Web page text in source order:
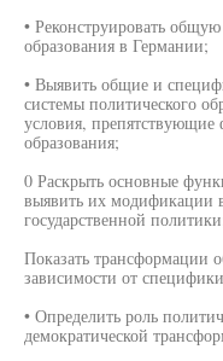
• Реконструировать
образования в Германии;
• Выявить общие и
системы политического
условия,
образования;
0 Раскрыть основные
выявить их модификации
государственной
Показать трансформации
зависимости от
• Определить роль
демократической